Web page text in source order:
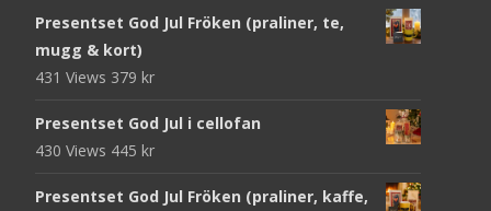
Presentset God Jul Fröken (praliner, te,
mugg & kort)
431 Views 379 kr
Presentset God Jul i cellofan
430 Views 445 kr
Presentset God Jul Fröken (praliner, kaffe,